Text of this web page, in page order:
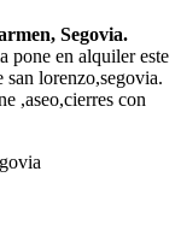
Segovia.
pone en alquiler este
lorenzo,segovia.
,aseo,cierres con